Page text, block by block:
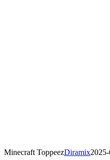
Minecraft ToppeezDiramix